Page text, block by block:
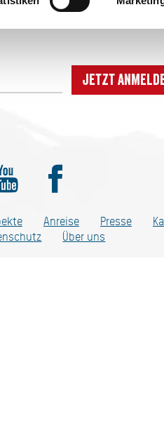
Jetzt
Anreise Presse
Über uns